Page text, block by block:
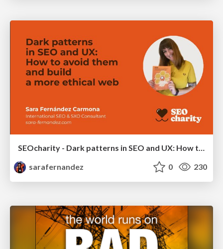
SEOcharity - Dark patterns in SEO and UX: How to avoid them and build a more ethical web
sarafernandez
0 230